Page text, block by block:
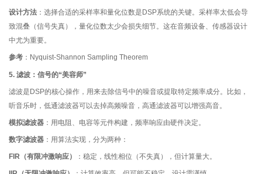
设计方法 ：选择合适的采样率和量化位数是DSP系统的关键。采样率太低会导
致混叠（信号失真），量化位数太少会损失细节。这在音频设备、传感器设计
中尤为重要。
参考 ：Nyquist-Shannon Sampling Theorem
5. 滤波：信号的“美容师”
滤波是DSP的核心操作，用来去除信号中的噪音或提取特定频率成分。比如，
听音乐时，低通滤波器可以去掉高频噪音，高通滤波器可以增强高音。
模拟滤波器 ：用电阻、电容等元件构建，频率响应由硬件决定。
数字滤波器 ：用算法实现，分为两种：
FIR（有限冲激响应） ：稳定，线性相位（不失真），但计算量大。